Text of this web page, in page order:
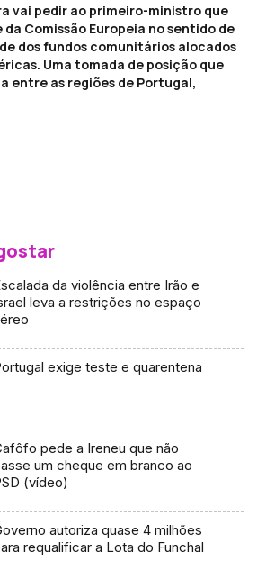
vai pedir ao primeiro-ministro que
Comissão Europeia no sentido de
dos fundos comunitários alocados
Uma tomada de posição que
entre as regiões de Portugal,
da violência entre Irão e
leva a restrições no espaço
exige teste e quarentena
pede a Ireneu que não
um cheque em branco ao
(vídeo)
autoriza quase 4 milhões
requalificar a Lota do Funchal